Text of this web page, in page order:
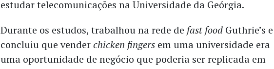
estudar telecomunicações na Universidade da Geórgia.
Durante os estudos, trabalhou na rede de fast food Guthrie’s e
concluiu que venderchicken fingers em uma universidade era
uma oportunidade de negócio que poderia ser replicada em